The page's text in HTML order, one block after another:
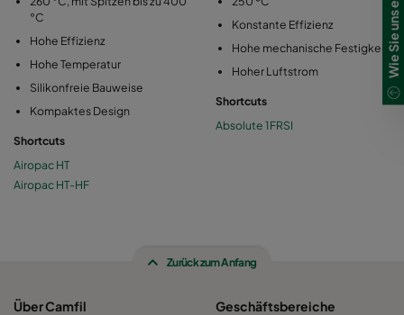
°C
Hohe Effizienz
Hohe Temperatur
Silikonfreie Bauweise
Kompaktes Design
Shortcuts
Airopac HT
Airopac HT-HF
Konstante Effizienz
Hohe mechanische Festigkeit
Hoher Luftstrom
Shortcuts
Absolute 1FRSI
Zurück zum Anfang
Über Camfil
Geschäftsbereiche